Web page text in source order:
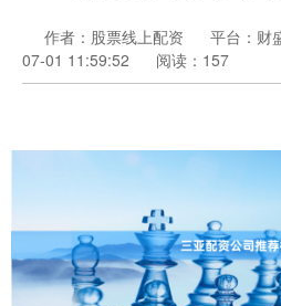
作者：股票线上配资 平台：财
07-01 11:59:52
阅读：157